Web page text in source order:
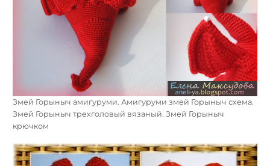
Змей Горыныч амигуруми. Амигуруми змей Горыныч схема.
Змей Горыныч трехголовый вязаный. Змей Горыныч
крючком